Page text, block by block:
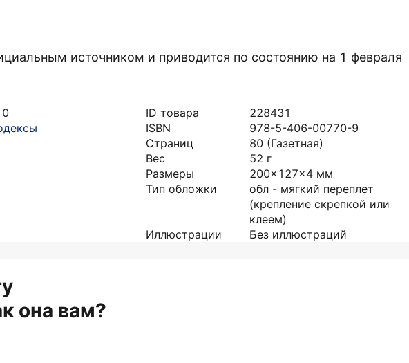
источником и приводится по состоянию на 1 февраля
ID товара
228431
ISBN
978-5-406-00770-9
Страниц
80 (Газетная)
Вес
52 г
Размеры
200x127x4 мм
Тип обложки
обл - мягкий переплет
(крепление скрепкой или
клеем)
Иллюстрации
Без иллюстраций
она вам?